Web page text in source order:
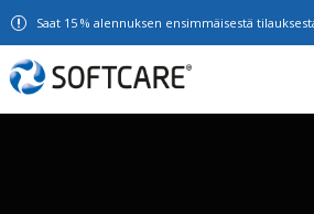
Saat 15 % alennuksen ensimmäisestä